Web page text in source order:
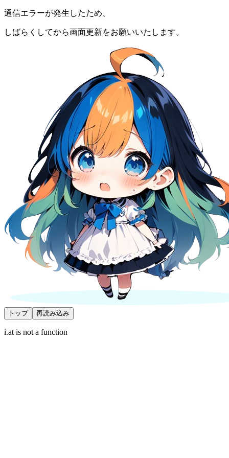
通信エラーが発生したため、
しばらくしてから画面更新をお願いいたします。
トップ 再読み込み
i.at is not a function